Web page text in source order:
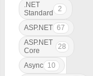
.NET
Standard
2
ASP.NET 67
ASP.NET
Core
28
Async 10